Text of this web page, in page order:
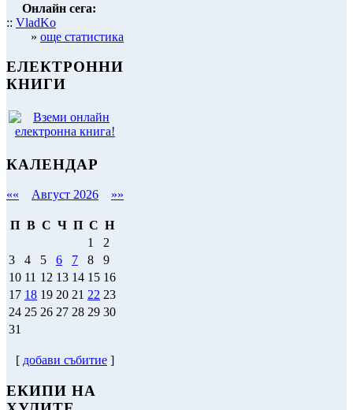
Онлайн сега:
:: VladKo
» още статистика
ЕЛЕКТРОННИ
КНИГИ
КАЛЕНДАР
«« Август 2026 »»
П В С Ч П С Н
1
2
3
4 5 6 7 8
9
10 11 12 13 14 15 16
17 18 19 20 21 22 23
24 25 26 27 28 29 30
31
[ добави събитие ]
ЕКИПИ НА